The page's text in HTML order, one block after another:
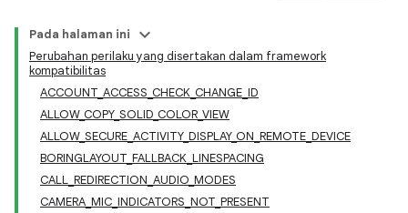
Pada halaman ini
Perubahan perilaku yang disertakan dalam framework
kompatibilitas
ACCOUNT_ACCESS_CHECK_CHANGE_ID
ALLOW_COPY_SOLID_COLOR_VIEW
ALLOW_SECURE_ACTIVITY_DISPLAY_ON_REMOTE_DEVICE
BORINGLAYOUT_FALLBACK_LINESPACING
CALL_REDIRECTION_AUDIO_MODES
CAMERA_MIC_INDICATORS_NOT_PRESENT